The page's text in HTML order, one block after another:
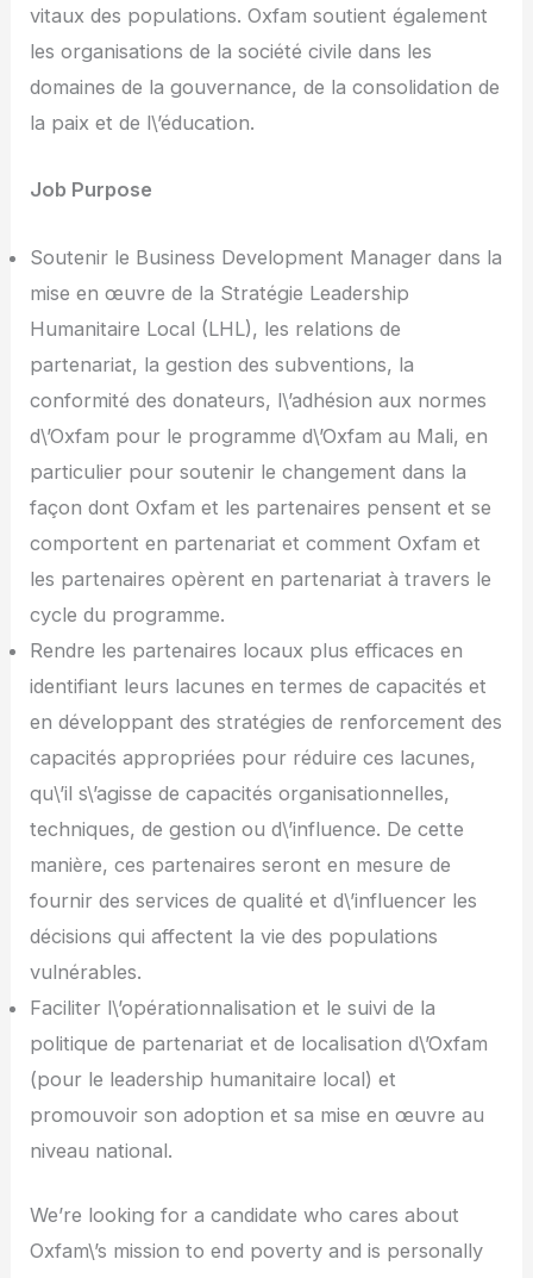
vitaux des populations. Oxfam soutient également
les organisations de la société civile dans les
domaines de la gouvernance, de la consolidation de
la paix et de l\’éducation.
Job Purpose
Soutenir le Business Development Manager dans la
mise en œuvre de la Stratégie Leadership
Humanitaire Local (LHL), les relations de
partenariat, la gestion des subventions, la
conformité des donateurs, l\’adhésion aux normes
d\’Oxfam pour le programme d\’Oxfam au Mali, en
particulier pour soutenir le changement dans la
façon dont Oxfam et les partenaires pensent et se
comportent en partenariat et comment Oxfam et
les partenaires opèrent en partenariat à travers le
cycle du programme.
Rendre les partenaires locaux plus efficaces en
identifiant leurs lacunes en termes de capacités et
en développant des stratégies de renforcement des
capacités appropriées pour réduire ces lacunes,
qu\’il s\’agisse de capacités organisationnelles,
techniques, de gestion ou d\’influence. De cette
manière, ces partenaires seront en mesure de
fournir des services de qualité et d\’influencer les
décisions qui affectent la vie des populations
vulnérables.
Faciliter l\’opérationnalisation et le suivi de la
politique de partenariat et de localisation d\’Oxfam
(pour le leadership humanitaire local) et
promouvoir son adoption et sa mise en œuvre au
niveau national.
We’re looking for a candidate who cares about
Oxfam\’s mission to end poverty and is personally